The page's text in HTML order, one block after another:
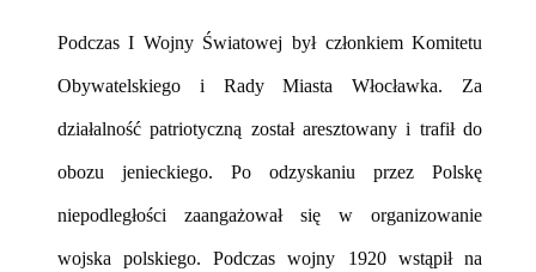
Podczas I Wojny Światowej był członkiem Komitetu
Obywatelskiego i Rady Miasta Włocławka. Za
działalność patriotyczną został aresztowany i trafił do
obozu jenieckiego. Po odzyskaniu przez Polskę
niepodległości zaangażował się w organizowanie
wojska polskiego. Podczas wojny 1920 wstąpił na